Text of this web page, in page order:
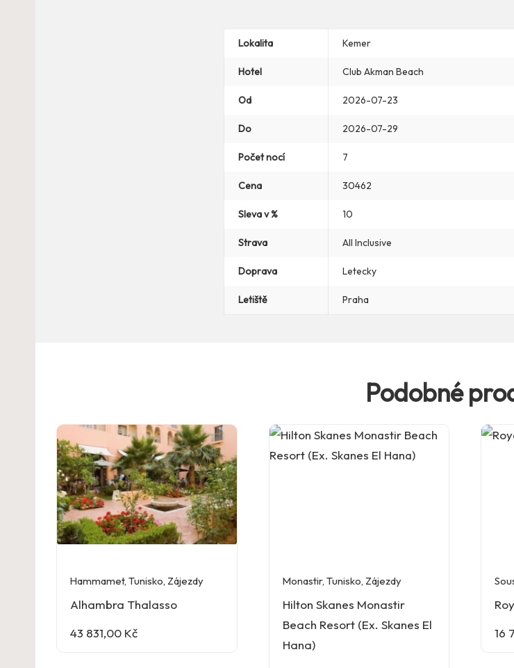
Lokalita Kemer
Hotel Club Akman Beach
Od 2026-07-23
Do 2026-07-29
Počet nocí 7
Cena 30462
Sleva v % 10
Strava All Inclusive
Doprava Letecky
Letiště Praha
Podobné
Hammamet, Tunisko, Zájezdy
Alhambra Thalasso
43 831,00 Kč
Monastir, Tunisko, Zájezdy
Hilton Skanes Monastir
Beach Resort (Ex. Skanes El
Hana)
16